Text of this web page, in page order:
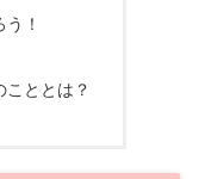
！
こととは？